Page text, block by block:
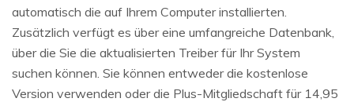
automatisch die auf Ihrem Computer installierten.
Zusätzlich verfügt es über eine umfangreiche Datenbank,
über die Sie die aktualisierten Treiber für Ihr System
suchen können. Sie können entweder die kostenlose
Version verwenden oder die Plus-Mitgliedschaft für 14,95